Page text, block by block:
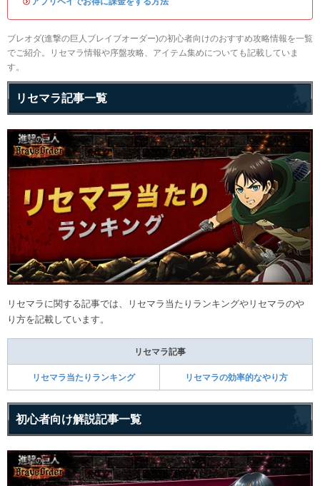
ブレオダ(進撃の巨人ブレイブオーダー)の初心者向けのおすすめ攻略情報を一覧
でご紹介。リセマラ情報や序盤攻略、アイテム集めについても記載していま
す。
リセマラ記事一覧
リセマラに関する記事では、リセマラ当たりランキングやリセマラのや
り方を記載しています。
リセマラ記事
リセマラ当たりランキング リセマラの効率的なやり方
初心者向け解説記事一覧